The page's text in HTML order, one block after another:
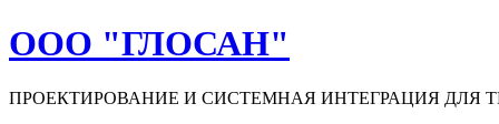
ООО "ГЛОСАН"
ПРОЕКТИРОВАНИЕ И СИСТЕМНАЯ ИНТЕГРАЦИЯ ДЛЯ